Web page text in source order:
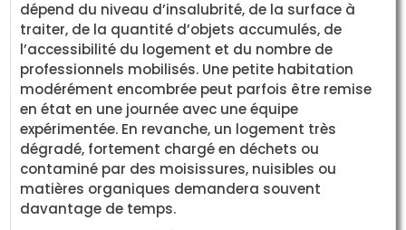
dépend du niveau d’insalubrité, de la surface à
traiter, de la quantité d’objets accumulés, de
l’accessibilité du logement et du nombre de
professionnels mobilisés. Une petite habitation
modérément encombrée peut parfois être remise
en état en une journée avec une équipe
expérimentée. En revanche, un logement très
dégradé, fortement chargé en déchets ou
contaminé par des moisissures, nuisibles ou
matières organiques demandera souvent
davantage de temps.